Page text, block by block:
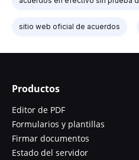
sitio web oficial de acuerdos
Productos
Editor de PDF
Formularios y plantillas
Firmar documentos
Estado del servidor